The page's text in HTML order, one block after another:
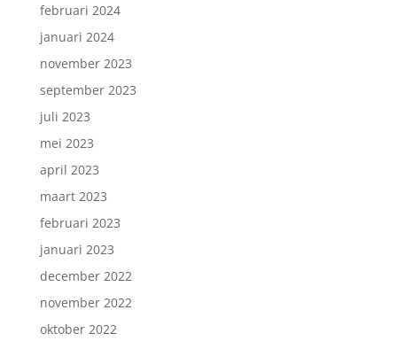
februari 2024
januari 2024
november 2023
september 2023
juli 2023
mei 2023
april 2023
maart 2023
februari 2023
januari 2023
december 2022
november 2022
oktober 2022